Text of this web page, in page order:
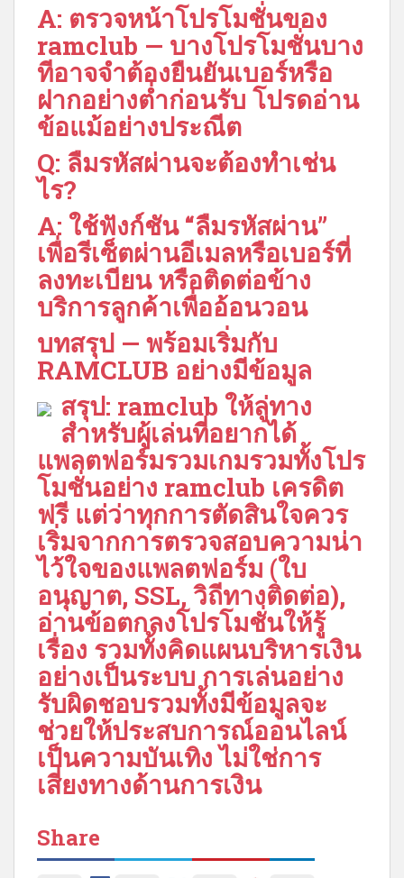
A: ตรวจหน้าโปรโมชั่นของ
ramclub — บางโปรโมชั่นบาง
ทีอาจจำต้องยืนยันเบอร์หรือ
ฝากอย่างต่ำก่อนรับ โปรดอ่าน
ข้อแม้อย่างประณีต
Q: ลืมรหัสผ่านจะต้องทำเช่น
ไร?
A: ใช้ฟังก์ชัน “ลืมรหัสผ่าน”
เพื่อรีเซ็ตผ่านอีเมลหรือเบอร์ที่
ลงทะเบียน หรือติดต่อข้าง
บริการลูกค้าเพื่ออ้อนวอน
บทสรุป — พร้อมเริ่มกับ
RAMCLUB อย่างมีข้อมูล
สรุป: ramclub ให้ลู่ทาง
สำหรับผู้เล่นที่อยากได้
แพลตฟอร์มรวมเกมรวมทั้งโปร
โมชั่นอย่าง ramclub เครดิต
ฟรี แต่ว่าทุกการตัดสินใจควร
เริ่มจากการตรวจสอบความน่า
ไว้ใจของแพลตฟอร์ม (ใบ
อนุญาต, SSL, วิถีทางติดต่อ),
อ่านข้อตกลงโปรโมชั่นให้รู้
เรื่อง รวมทั้งคิดแผนบริหารเงิน
อย่างเป็นระบบ การเล่นอย่าง
รับผิดชอบรวมทั้งมีข้อมูลจะ
ช่วยให้ประสบการณ์ออนไลน์
เป็นความบันเทิง ไม่ใช่การ
เสี่ยงทางด้านการเงิน
Share